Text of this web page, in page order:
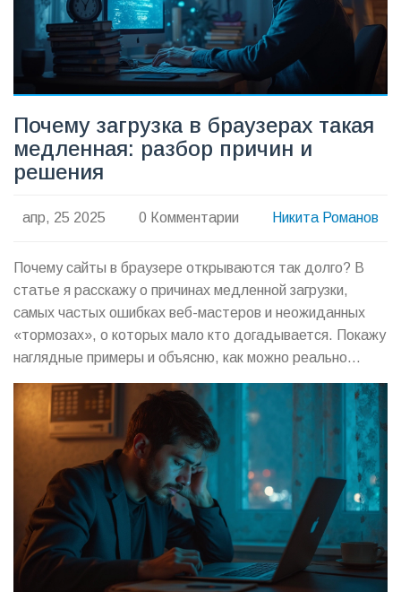
Почему загрузка в браузерах такая
медленная: разбор причин и
решения
апр, 25 2025 0 Комментарии Никита Романов
Почему сайты в браузере открываются так долго? В
статье я расскажу о причинах медленной загрузки,
самых частых ошибках веб-мастеров и неожиданных
«тормозах», о которых мало кто догадывается. Покажу
наглядные примеры и объясню, как можно реально
ускорить работу сайта. Также поделюсь проверенными
советами и хитростями, которые помогут вам выжать
больше скорости практически из любого браузера. Всё
без воды — только решения и полезные факты.